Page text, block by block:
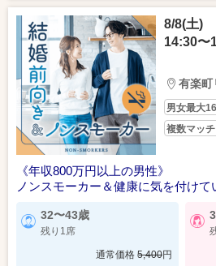
8/8(土)
14:30〜
有楽町
男女最大
複数マッ
《年収800万円以上の男性》
ノンスモーカー＆健康に気を付けて
32〜43歳
残り1席
通常価格 5,400円